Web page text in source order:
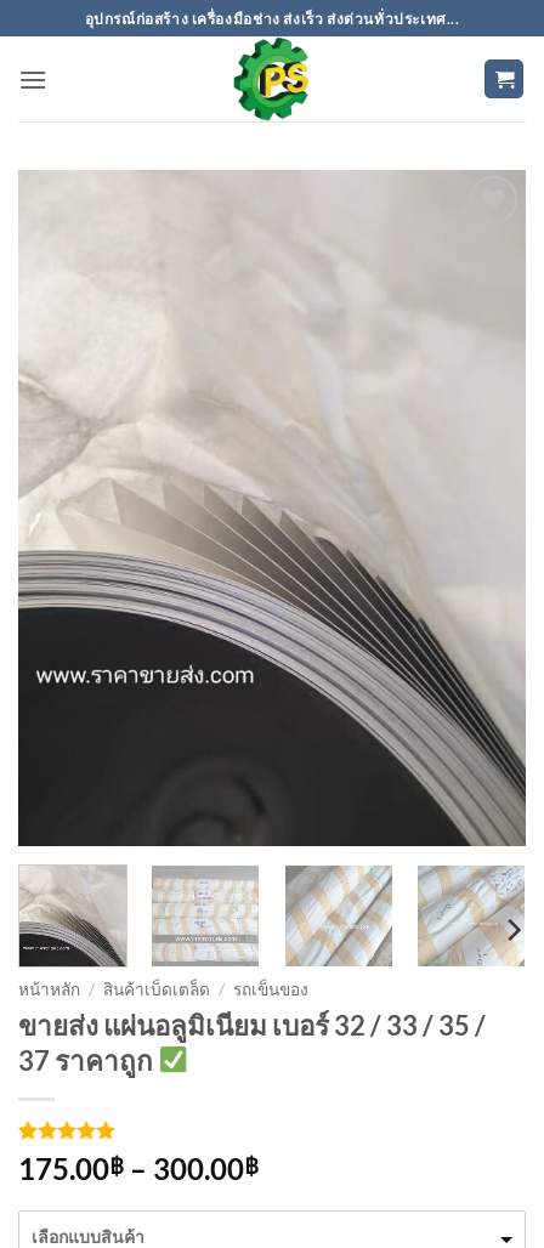
ไป
อุปกรณ์ก่อสร้าง เครื่องมือช่าง ส่งเร็ว ส่งด่วนทั่วประเทศ...
หน้าหลัก / สินค้าเบ็ดเตล็ด / รถเข็นของ
ขายส่ง แผ่นอลูมิเนียม เบอร์ 32 / 33 / 35 /
37 ราคาถูก
ให้คะแนน
5จาก 5
บน
2
การให้
คะแนน
175.00฿ – 300.00฿Price
เลือกแบบสินค้า